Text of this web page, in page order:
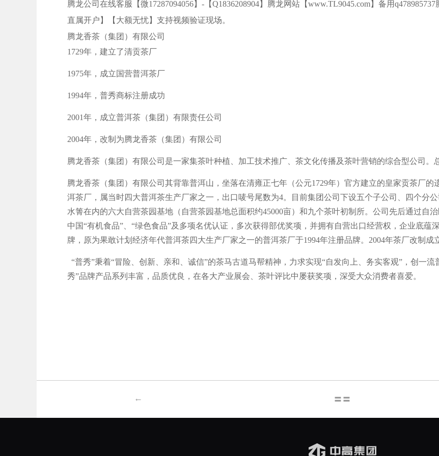
腾龙公司在线客服【微17287094056】-【Q1836208904】腾龙网站【www.TL9045.com】备用
直属开户】【大额无忧】支持视频验证现场。
腾龙香茶（集团）有限公司
1729年，建立了清贡茶厂
1975年，成立国营普洱茶厂
1994年，普秀商标注册成功
2001年，成立普洱茶（集团）有限责任公司
2004年，改制为腾龙香茶（集团）有限公司
腾龙香茶（集团）有限公司是一家集茶叶种植、加工技术推广、茶文化传播及茶叶营销的综合型公司。
腾龙香茶（集团）有限公司其背靠普洱山，坐落在清雍正七年（公元1729年）官方建立的皇家贡茶厂
洱茶厂，属当时四大普洱茶生产厂家之一，出口唛号尾数为4。目前集团公司下设五个子公司、四个分
水箐在内的六大自营茶园基地（自营茶园基地总面积约45000亩）和九个茶叶初制所。公司先后通过自治
中国“有机食品”、“绿色食品”及多项名优认证，多次获得部优奖项，并拥有自营出口经营权，企业底蕴
牌，原为果敢计划经济年代普洱茶四大生产厂家之一的普洱茶厂于1994年注册品牌。2004年茶厂改制成
“普秀”秉着“冒险、创新、亲和、诚信”的茶马古道马帮精神，力求实现“自发向上、务实客观”，创一
秀”品牌产品系列丰富，品质优良，在各大产业展会、茶叶评比中屡获奖项，深受大众消费者喜爱。
← 〓〓